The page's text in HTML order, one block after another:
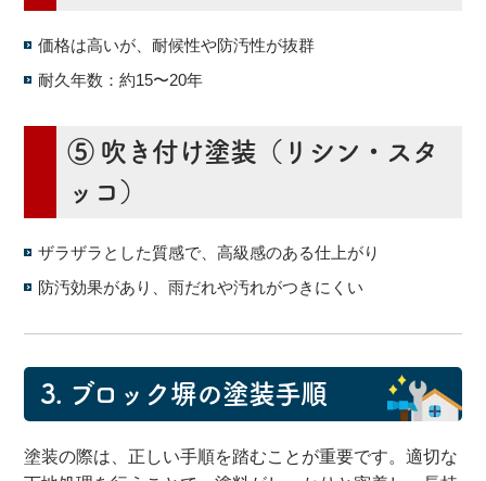
価格は高いが、耐候性や防汚性が抜群
耐久年数：約15〜20年
⑤ 吹き付け塗装（リシン・スタ
ッコ）
ザラザラとした質感で、高級感のある仕上がり
防汚効果があり、雨だれや汚れがつきにくい
3. ブロック塀の塗装手順
塗装の際は、正しい手順を踏むことが重要です。適切な